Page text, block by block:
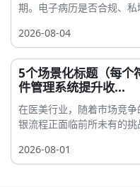
期。电子病历是否合规、
2026-08-04
5个场景化标题（每个
件管理系统提升收...
在医美行业，随着市场竞
银流程正面临前所未有的
2026-08-01